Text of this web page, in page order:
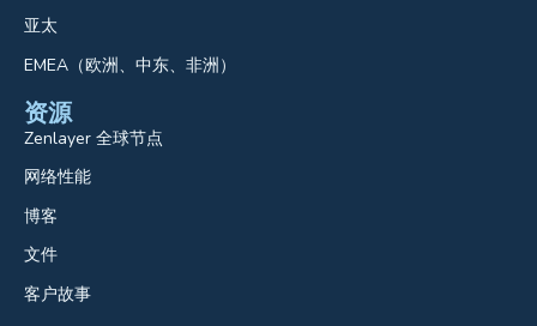
亚太
EMEA（欧洲、中东、非洲）
资源
Zenlayer 全球节点
网络性能
博客
文件
客户故事